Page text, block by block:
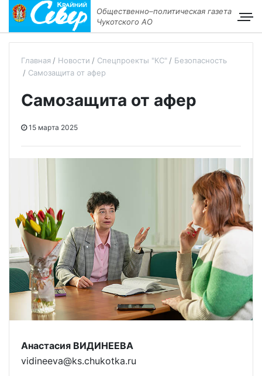
Общественно–политическая газета
Чукотского АО
Главная Новости Спецпроекты "КС"
Безопасность
Самозащита от афер
Самозащита от афер
15 марта 2025
Анастасия ВИДИНЕЕВА
vidineeva@ks.chukotka.ru